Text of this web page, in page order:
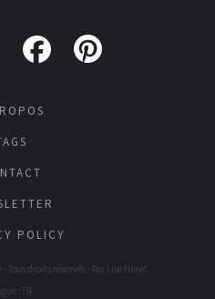
POLICY
Tous droits réservés - Par Lise Huret
: FR